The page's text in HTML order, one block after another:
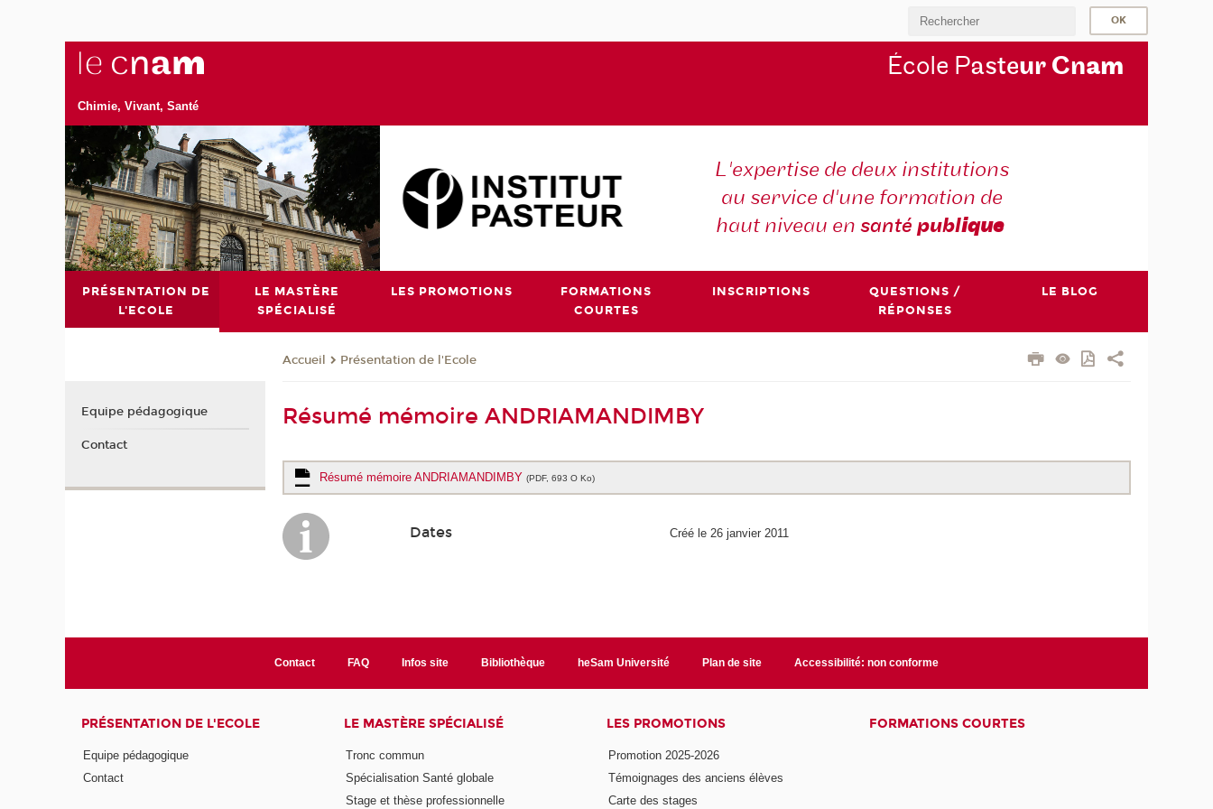
Chimie, Vivant, Santé
École Pasteur Cnam
L'expertise de deux institutions
au service d'une formation de
haut niveau en santé publique
PRÉSENTATION DE
L'ECOLE
LE MASTÈRE
SPÉCIALISÉ
LES PROMOTIONS
FORMATIONS
COURTES
INSCRIPTIONS
QUESTIONS /
RÉPONSES
LE BLOG
Accueil Présentation de l'Ecole
Résumé mémoire ANDRIAMANDIMBY
Résumé mémoire ANDRIAMANDIMBY (PDF, 693 O Ko)
Dates Créé le 26 janvier 2011
Equipe pédagogique
Contact
Contact FAQ Infos site Bibliothèque heSam Université Plan de site Accessibilité: non conforme
PRÉSENTATION DE L'ECOLE
Equipe pédagogique
Contact
LE MASTÈRE SPÉCIALISÉ
Tronc commun
Spécialisation Santé globale
Stage et thèse professionnelle
LES PROMOTIONS
Promotion 2025-2026
Témoignages des anciens élèves
Carte des stages
FORMATIONS COURTES